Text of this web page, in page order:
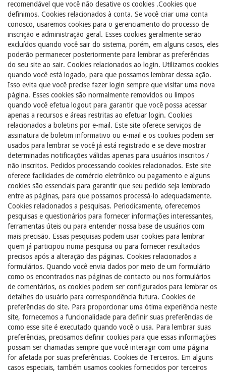
recomendável que você não desative os cookies .Cookies que
definimos. Cookies relacionados à conta. Se você criar uma conta
conosco, usaremos cookies para o gerenciamento do processo de
inscrição e administração geral. Esses cookies geralmente serão
excluídos quando você sair do sistema, porém, em alguns casos, eles
poderão permanecer posteriormente para lembrar as preferências
do seu site ao sair. Cookies relacionados ao login. Utilizamos cookies
quando você está logado, para que possamos lembrar dessa ação.
Isso evita que você precise fazer login sempre que visitar uma nova
página. Esses cookies são normalmente removidos ou limpos
quando você efetua logout para garantir que você possa acessar
apenas a recursos e áreas restritas ao efetuar login. Cookies
relacionados a boletins por e-mail. Este site oferece serviços de
assinatura de boletim informativo ou e-mail e os cookies podem ser
usados ​​para lembrar se você já está registrado e se deve mostrar
determinadas notificações válidas apenas para usuários inscritos /
não inscritos. Pedidos processando cookies relacionados. Este site
oferece facilidades de comércio eletrônico ou pagamento e alguns
cookies são essenciais para garantir que seu pedido seja lembrado
entre as páginas, para que possamos processá-lo adequadamente.
Cookies relacionados a pesquisas. Periodicamente, oferecemos
pesquisas e questionários para fornecer informações interessantes,
ferramentas úteis ou para entender nossa base de usuários com
mais precisão. Essas pesquisas podem usar cookies para lembrar
quem já participou numa pesquisa ou para fornecer resultados
precisos após a alteração das páginas. Cookies relacionados a
formulários. Quando você envia dados por meio de um formulário
como os encontrados nas páginas de contacto ou nos formulários
de comentários, os cookies podem ser configurados para lembrar os
detalhes do usuário para correspondência futura. Cookies de
preferências do site. Para proporcionar uma ótima experiência neste
site, fornecemos a funcionalidade para definir suas preferências de
como esse site é executado quando você o usa. Para lembrar suas
preferências, precisamos definir cookies para que essas informações
possam ser chamadas sempre que você interagir com uma página
for afetada por suas preferências. Cookies de Terceiros. Em alguns
casos especiais, também usamos cookies fornecidos por terceiros